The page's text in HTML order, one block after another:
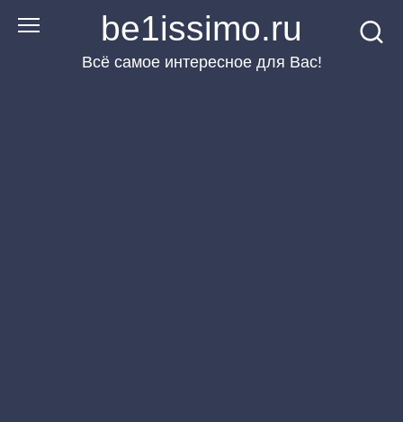
Перейти
be1issimo.ru
Всё самое интересное для Вас!